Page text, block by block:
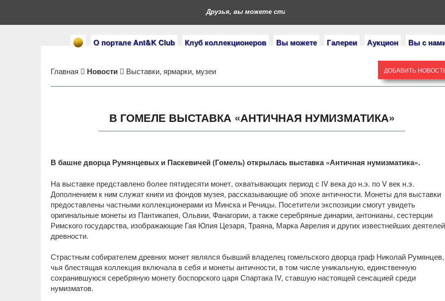
О портале Ant&K Club Клуб коллекционеров Вы можете Галереи Аукцион Вы с
Друзья, вы можете стать героями нашего портала. Если у вас есть
ДОБАВИТЬ
Главная Новости Выставки, ярмарки, музеи
В ГОМЕЛЕ ВЫСТАВКА «АНТИЧНАЯ НУМИЗМАТИКА»
В башне дворца Румянцевых и Паскевичей (Гомель) открылась выставка «Античная нумизматика».
На выставке представлено более пятидесяти монет, охватывающих период с IV века до н.э. по V век н.э.
Дополнением к ним служат книги из фондов музея, рассказывающие об эпохе античности. Монеты для выставки
предоставлены частными коллекционерами из Минска и Речицы. Посетители экспозиции смогут увидеть
оригинальные монеты из Пантикапея, Ольвии, Фанагории, а также серебряные динарии, антонианы, сестерции
Римского государства, изображающие Гая Юлия Цезаря, Траяна, Марка Аврелия и других известнейших деятелей
древности.
Страстным собирателем древних монет являлся бывший владелец гомельского дворца граф Николай Румянцев,
чья блестящая коллекция включала в себя и монеты античности, в том числе уникальную, единственную
сохранившуюся серебряную монету боспорского царя Спартака IV, ставшую настоящей сенсацией среди
нумизматов.